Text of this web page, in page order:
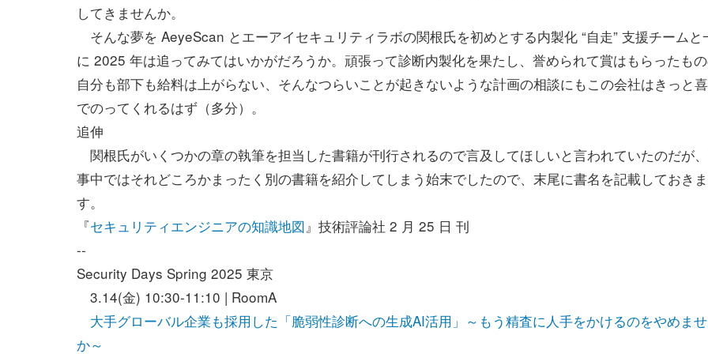
してきませんか。
そんな夢を AeyeScan とエーアイセキュリティラボの関根氏を初めとする内製化 “自走” 支援チームと
に 2025 年は追ってみてはいかがだろうか。頑張って診断内製化を果たし、誉められて賞はもらったも
自分も部下も給料は上がらない、そんなつらいことが起きないような計画の相談にもこの会社はきっと
でのってくれるはず（多分）。
追伸
関根氏がいくつかの章の執筆を担当した書籍が刊行されるので言及してほしいと言われていたのだが
事中ではそれどころかまったく別の書籍を紹介してしまう始末でしたので、末尾に書名を記載しておきま
す。
『セキュリティエンジニアの知識地図』技術評論社 2 月 25 日 刊
--
Security Days Spring 2025 東京
3.14(金) 10:30-11:10 | RoomA
大手グローバル企業も採用した「脆弱性診断への生成AI活用」～もう精査に人手をかけるのをやめま
か～